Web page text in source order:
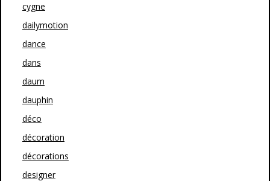
cygne
dailymotion
dance
dans
daum
dauphin
déco
décoration
décorations
designer